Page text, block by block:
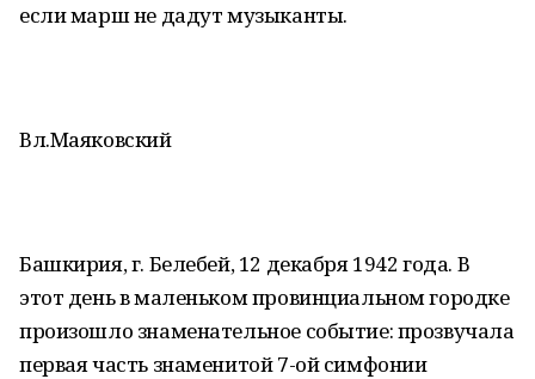
если марш не дадут музыканты.
Вл.Маяковский
Башкирия, г. Белебей, 12 декабря 1942 года. В
этот день в маленьком провинциальном городке
произошло знаменательное событие: прозвучала
первая часть знаменитой 7-ой симфонии